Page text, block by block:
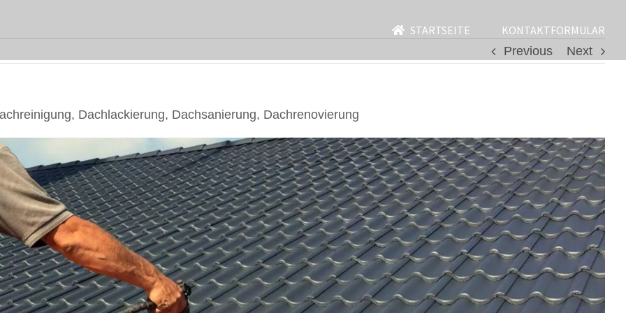
STARTSEITE
KONTAKTFORMULAR
Previous
Next
Dachlackierung, Dachsanierung, Dachrenovierung